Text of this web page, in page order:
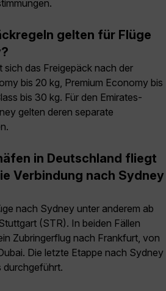
gelten für Flüge
sich das Freigepäck nach der
bis 20 kg, Premium Economy bis
bis 30 kg. Für den Emirates-
gelten deren separate
in Deutschland fliegt
Verbindung nach Sydney
nach Sydney unter anderem ab
(STR). In beiden Fällen
Zubringerflug nach Frankfurt, von
Die letzte Etappe nach Sydney
durchgeführt.